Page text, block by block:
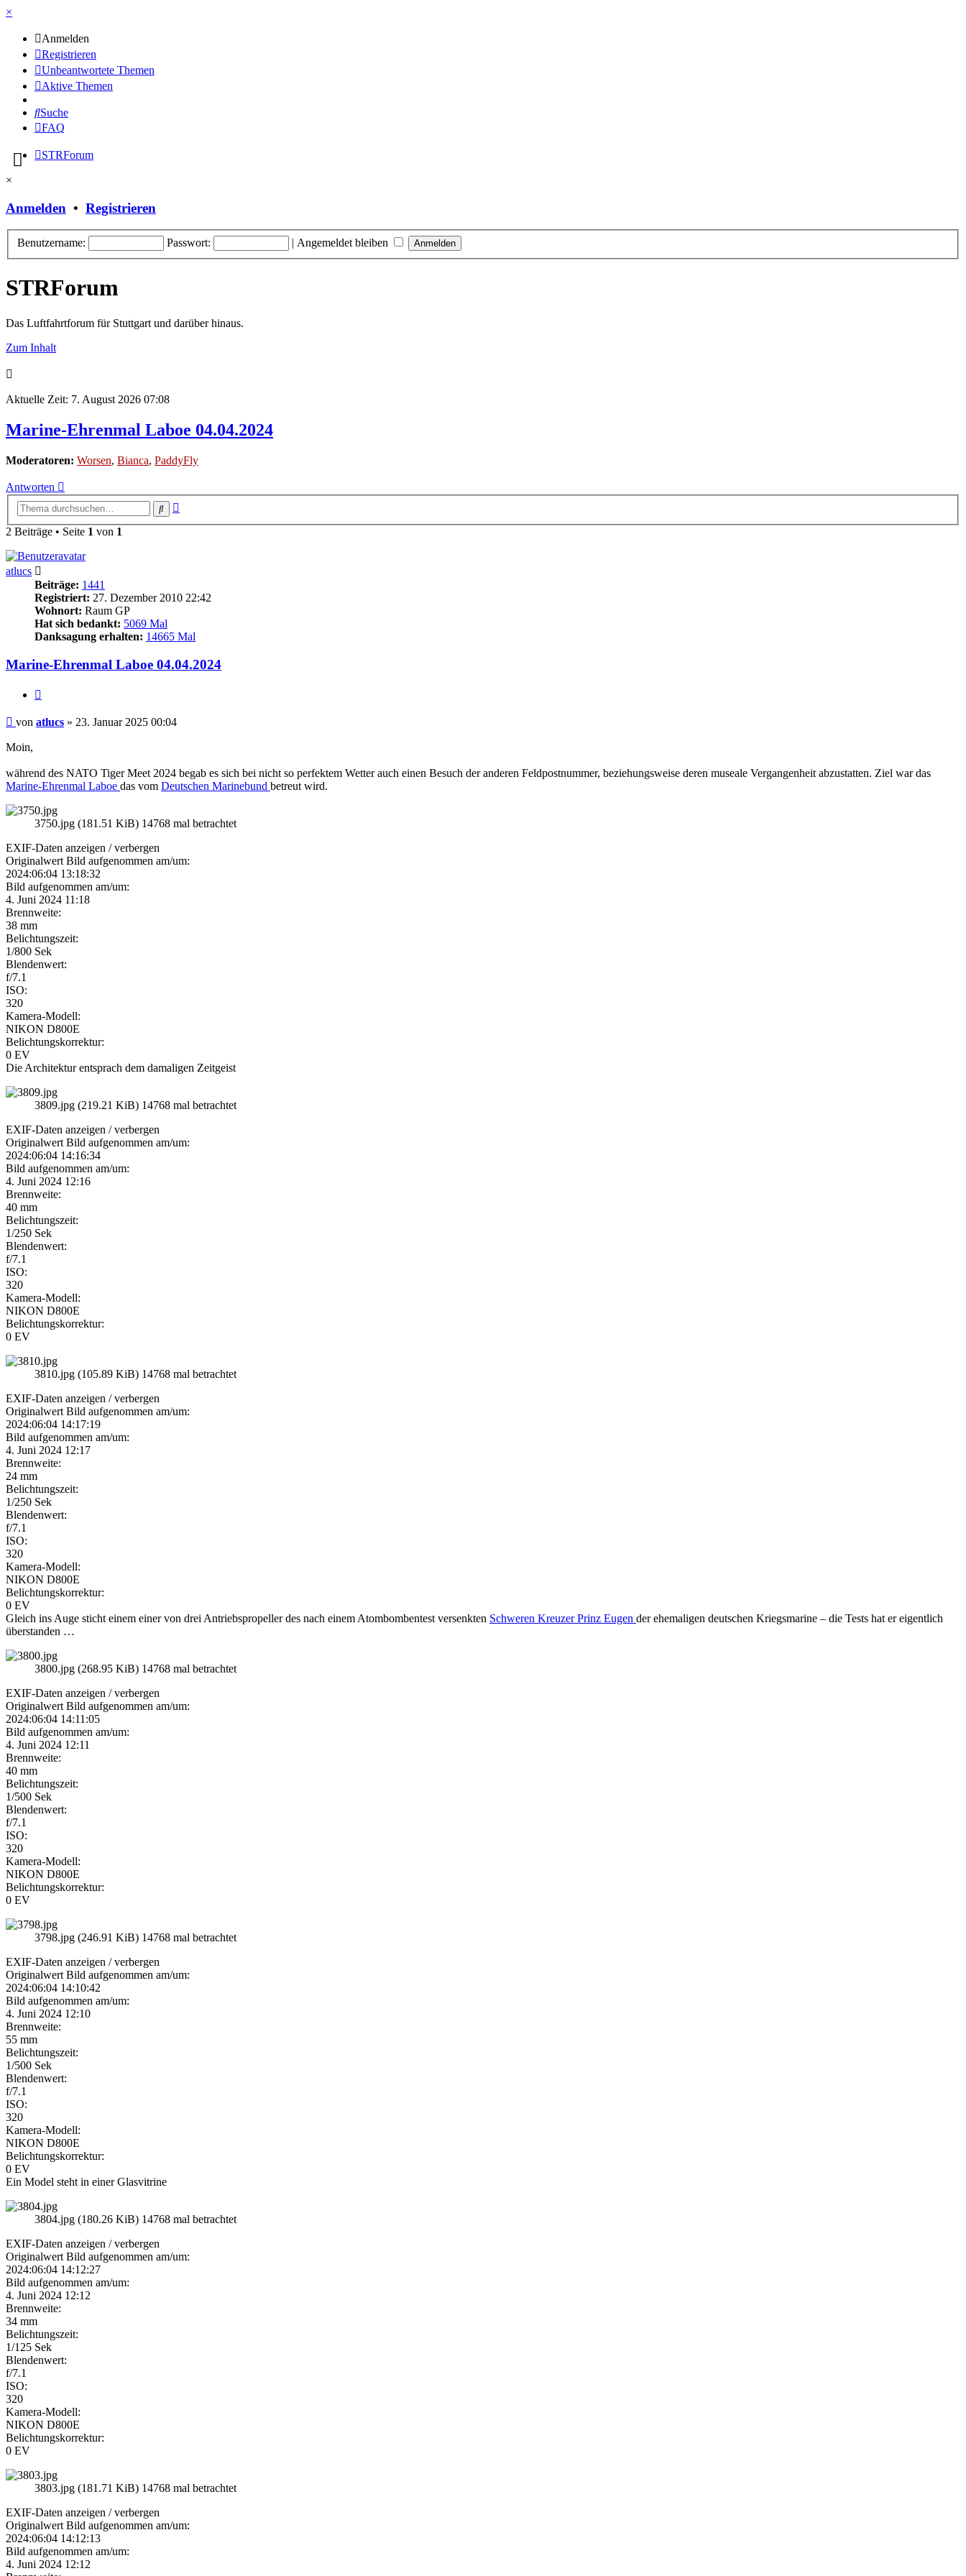
×
Anmelden
Registrieren
Unbeantwortete Themen
Aktive Themen
Suche
FAQ
STRForum
×
Anmelden • Registrieren
Benutzername: Passwort: | Angemeldet bleiben
STRForum
Das Luftfahrtforum für Stuttgart und darüber hinaus.
Zum Inhalt
Aktuelle Zeit: 7. August 2026 07:08
Marine-Ehrenmal Laboe 04.04.2024
Moderatoren: Worsen, Bianca, PaddyFly
Antworten
Suche
2 Beiträge • Seite 1 von 1
atlucs
Beiträge: 1441
Registriert: 27. Dezember 2010 22:42
Wohnort: Raum GP
Hat sich bedankt: 5069 Mal
Danksagung erhalten: 14665 Mal
Marine-Ehrenmal Laboe 04.04.2024
Beitrag
von atlucs » 23. Januar 2025 00:04
Moin,
während des NATO Tiger Meet 2024 begab es sich bei nicht so perfektem Wetter auch einen Besuch der anderen Feldpostnummer, beziehungsweise deren museale Vergangenheit abzustatten. Ziel war das
Marine-Ehrenmal Laboe das vom Deutschen Marinebund betreut wird.
3750.jpg (181.51 KiB) 14768 mal betrachtet
EXIF-Daten anzeigen / verbergen
Originalwert Bild aufgenommen am/um:
2024:06:04 13:18:32
Bild aufgenommen am/um:
4. Juni 2024 11:18
Brennweite:
38 mm
Belichtungszeit:
1/800 Sek
Blendenwert:
f/7.1
ISO:
320
Kamera-Modell:
NIKON D800E
Belichtungskorrektur:
0 EV
Die Architektur entsprach dem damaligen Zeitgeist
3809.jpg (219.21 KiB) 14768 mal betrachtet
EXIF-Daten anzeigen / verbergen
Originalwert Bild aufgenommen am/um:
2024:06:04 14:16:34
Bild aufgenommen am/um:
4. Juni 2024 12:16
Brennweite:
40 mm
Belichtungszeit:
1/250 Sek
Blendenwert:
f/7.1
ISO:
320
Kamera-Modell:
NIKON D800E
Belichtungskorrektur:
0 EV
3810.jpg (105.89 KiB) 14768 mal betrachtet
EXIF-Daten anzeigen / verbergen
Originalwert Bild aufgenommen am/um:
2024:06:04 14:17:19
Bild aufgenommen am/um:
4. Juni 2024 12:17
Brennweite:
24 mm
Belichtungszeit:
1/250 Sek
Blendenwert:
f/7.1
ISO:
320
Kamera-Modell:
NIKON D800E
Belichtungskorrektur:
0 EV
Gleich ins Auge sticht einem einer von drei Antriebspropeller des nach einem Atombombentest versenkten Schweren Kreuzer Prinz Eugen der ehemaligen deutschen Kriegsmarine – die Tests hat er eigentlich
überstanden …
3800.jpg (268.95 KiB) 14768 mal betrachtet
EXIF-Daten anzeigen / verbergen
Originalwert Bild aufgenommen am/um:
2024:06:04 14:11:05
Bild aufgenommen am/um:
4. Juni 2024 12:11
Brennweite:
40 mm
Belichtungszeit:
1/500 Sek
Blendenwert:
f/7.1
ISO:
320
Kamera-Modell:
NIKON D800E
Belichtungskorrektur:
0 EV
3798.jpg (246.91 KiB) 14768 mal betrachtet
EXIF-Daten anzeigen / verbergen
Originalwert Bild aufgenommen am/um:
2024:06:04 14:10:42
Bild aufgenommen am/um:
4. Juni 2024 12:10
Brennweite:
55 mm
Belichtungszeit:
1/500 Sek
Blendenwert:
f/7.1
ISO:
320
Kamera-Modell:
NIKON D800E
Belichtungskorrektur:
0 EV
Ein Model steht in einer Glasvitrine
3804.jpg (180.26 KiB) 14768 mal betrachtet
EXIF-Daten anzeigen / verbergen
Originalwert Bild aufgenommen am/um:
2024:06:04 14:12:27
Bild aufgenommen am/um:
4. Juni 2024 12:12
Brennweite:
34 mm
Belichtungszeit:
1/125 Sek
Blendenwert:
f/7.1
ISO:
320
Kamera-Modell:
NIKON D800E
Belichtungskorrektur:
0 EV
3803.jpg (181.71 KiB) 14768 mal betrachtet
EXIF-Daten anzeigen / verbergen
Originalwert Bild aufgenommen am/um:
2024:06:04 14:12:13
Bild aufgenommen am/um:
4. Juni 2024 12:12